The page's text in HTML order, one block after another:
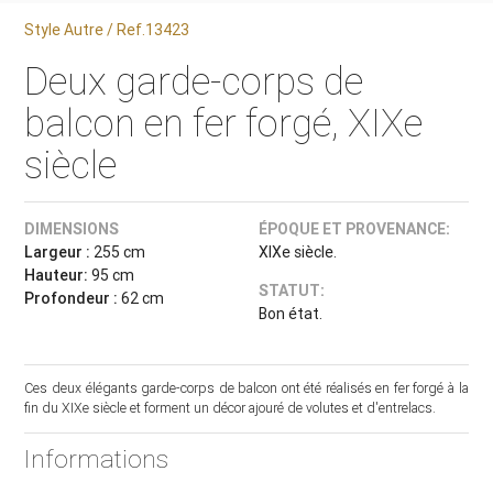
Style Autre / Ref.13423
Deux garde-corps de
balcon en fer forgé, XIXe
siècle
DIMENSIONS
Largeur : 255 cm
Hauteur: 95 cm
Profondeur : 62 cm
ÉPOQUE ET PROVENANCE:
XIXe siècle.
STATUT:
Bon état.
Ces deux élégants garde-corps de balcon ont été réalisés en fer forgé à la
fin du XIXe siècle et forment un décor ajouré de volutes et d'entrelacs.
Informations